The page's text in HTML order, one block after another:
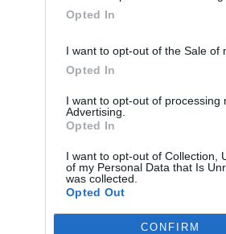
Opted In
I want to opt-out of the Sale of
Opted In
I want to opt-out of processing
Advertising.
Opted In
I want to opt-out of Collection,
of my Personal Data that Is
was collected.
Opted Out
CONFIRM
200 pontot érnek a felvételin.